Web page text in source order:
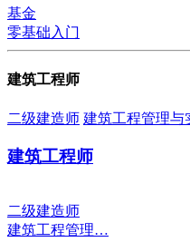
基金
零基础入门
建筑工程师
二级建造师 建筑工程管理与
建筑工程师
二级建造师
建筑工程管理…